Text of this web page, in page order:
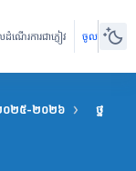
ណើរការជាភ្ញៀវ ចូល
២០២៥-២០២៦ ថ្នាក់ទី១